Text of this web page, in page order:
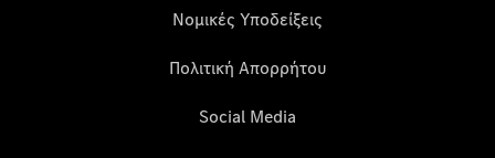
Νομικές Υποδείξεις
Πολιτική Απορρήτου
Social Media